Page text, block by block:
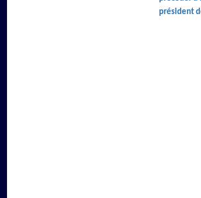
président